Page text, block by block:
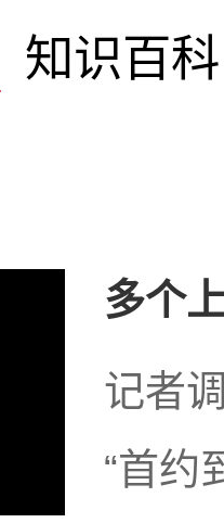
知识百科
多个
记者
“首约